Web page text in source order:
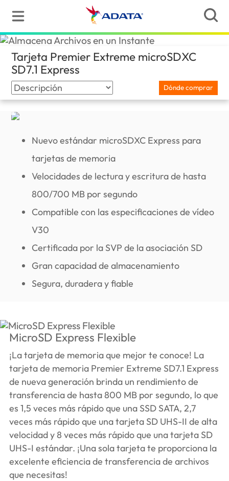
Tarjeta Premier Extreme microSDXC
SD7.1 Express
Dónde comprar
Nuevo estándar microSDXC Express para
tarjetas de memoria
Velocidades de lectura y escritura de hasta
800/700 MB por segundo
Compatible con las especificaciones de vídeo
V30
Certificada por la SVP de la asociación SD
Gran capacidad de almacenamiento
Segura, duradera y fiable
MicroSD Express Flexible
¡La tarjeta de memoria que mejor te conoce! La
tarjeta de memoria Premier Extreme SD7.1 Express
de nueva generación brinda un rendimiento de
transferencia de hasta 800 MB por segundo, lo que
es 1,5 veces más rápido que una SSD SATA, 2,7
veces más rápido que una tarjeta SD UHS-II de alta
velocidad y 8 veces más rápido que una tarjeta SD
UHS-I estándar. ¡Una sola tarjeta te proporciona la
excelente eficiencia de transferencia de archivos
que necesitas!